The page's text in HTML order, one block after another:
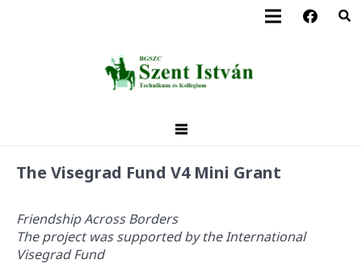
The Visegrad Fund V4 Mini Grant
Friendship Across Borders
The project was supported by the International
Visegrad Fund